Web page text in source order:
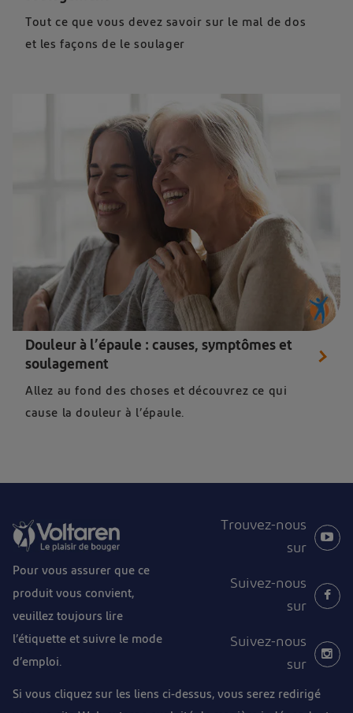
Tout ce que vous devez savoir sur le mal de dos
et les façons de le soulager
Douleur à l’épaule : causes, symptômes et
soulagement
Allez au fond des choses et découvrez ce qui
cause la douleur à l’épaule.
Pour vous assurer que ce
produit vous convient,
veuillez toujours lire
l’étiquette et suivre le mode
d’emploi.
Si vous cliquez sur les liens ci-dessus, vous serez redirigé
Trouvez-nous
sur
Suivez-nous
sur
Suivez-nous
sur